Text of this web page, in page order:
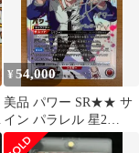
¥54,000
美品 パワー SR★★ サ
イン パラレル 星2
UA53BT/CSM-1-061 ユ